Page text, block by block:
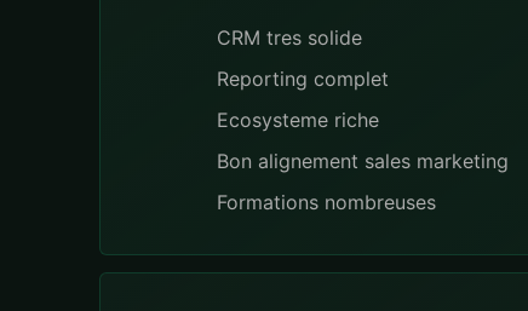
CRM tres solide
Reporting complet
Ecosysteme riche
Bon alignement sales marketing
Formations nombreuses